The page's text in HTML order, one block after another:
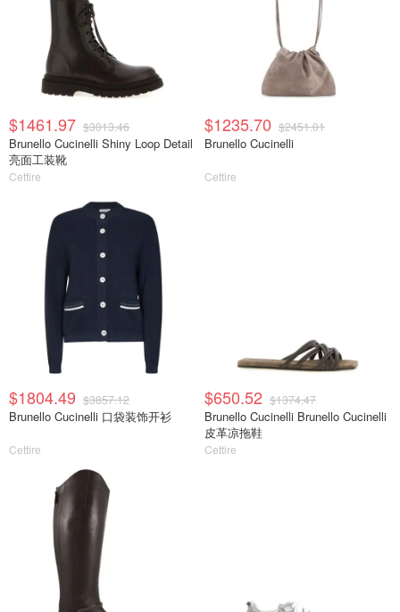
$1461.97 $3013.46
Brunello Cucinelli Shiny Loop Detail
亮面工装靴
Cettire
$1235.70 $2451.01
Brunello Cucinelli
Cettire
$1804.49 $3857.12
Brunello Cucinelli 口袋装饰开衫
Cettire
$650.52 $1374.47
Brunello Cucinelli Brunello Cucinelli
皮革凉拖鞋
Cettire